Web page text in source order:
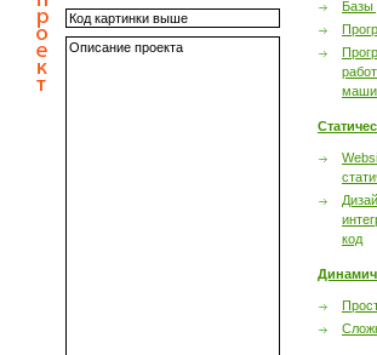
Базы
код